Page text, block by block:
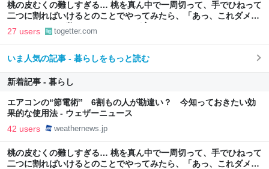
桃の皮むくの難しすぎる… 桃を真ん中で一周切って、手でひねって
二つに割ればいけるとのことでやってみたら、「あっ、これダメ
だ」となった→数々のアドバイスが寄せられる
27 users togetter.com
いま人気の記事 - 暮らしをもっと読む
新着記事 - 暮らし
エアコンの“節電術” 6割もの人が勘違い？ 今知っておきたい効
果的な使用法 - ウェザーニュース
42 users weathernews.jp
桃の皮むくの難しすぎる… 桃を真ん中で一周切って、手でひねって
二つに割ればいけるとのことでやってみたら、「あっ、これダメ